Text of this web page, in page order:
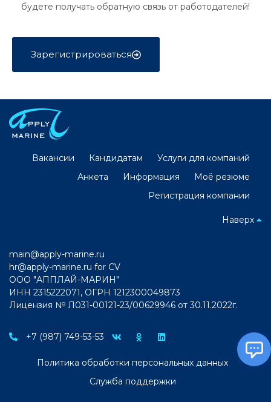
будете получать обратную связь от работодателей!
Зарегистрироваться
Вакансии Кандидатам
Услуги для компаний
Анкета
Информация
Моё резюме
Регистрация компании
Наверх
main@apply-marine.ru
hr@apply-marine.ru for CV
ООО "АППЛАЙ-МАРИН"
ИНН 2315222071, ОГРН 1212300049873
Лицензия № Л031-00121-23/00629946 от 30.11.2022г.
+7 (987) 749-53-53
Политика обработки персональных данных
Служба поддержки